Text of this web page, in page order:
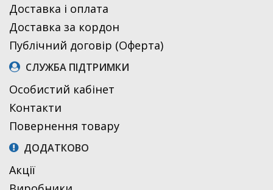
Доставка і оплата
Доставка за кордон
Публічний договір (Оферта)
СЛУЖБА ПІДТРИМКИ
Особистий кабінет
Контакти
Повернення товару
ДОДАТКОВО
Акції